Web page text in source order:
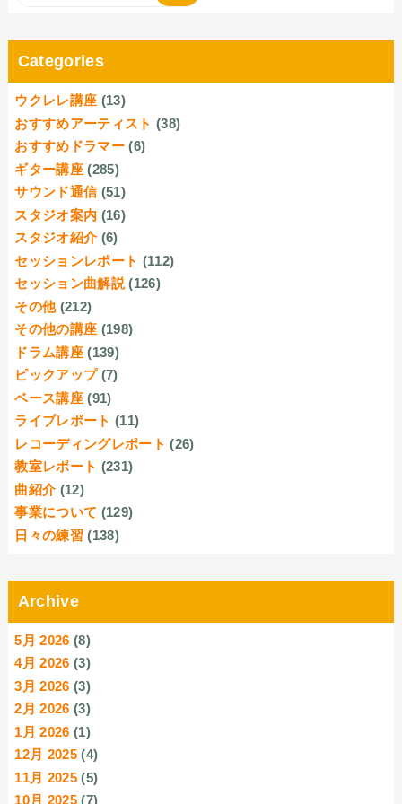
Categories
ウクレレ講座 (13)
おすすめアーティスト (38)
おすすめドラマー (6)
ギター講座 (285)
サウンド通信 (51)
スタジオ案内 (16)
スタジオ紹介 (6)
セッションレポート (112)
セッション曲解説 (126)
その他 (212)
その他の講座 (198)
ドラム講座 (139)
ピックアップ (7)
ベース講座 (91)
ライブレポート (11)
レコーディングレポート (26)
教室レポート (231)
曲紹介 (12)
事業について (129)
日々の練習 (138)
Archive
5月 2026 (8)
4月 2026 (3)
3月 2026 (3)
2月 2026 (3)
1月 2026 (1)
12月 2025 (4)
11月 2025 (5)
10月 2025 (7)